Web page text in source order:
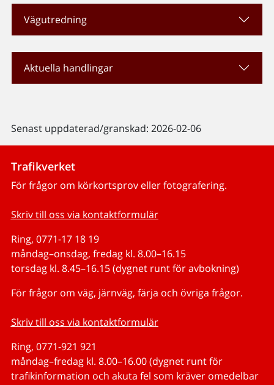
Vägutredning
Aktuella handlingar
Senast uppdaterad/granskad: 2026-02-06
Trafikverket
För frågor om körkortsprov eller fotografering.
Skriv till oss via kontaktformulär
Ring, 0771-17 18 19
måndag–onsdag, fredag kl. 8.00–16.15
torsdag kl. 8.45–16.15 (dygnet runt för avbokning)
För frågor om väg, järnväg, färja och övriga frågor.
Skriv till oss via kontaktformulär
Ring, 0771-921 921
måndag–fredag kl. 8.00–16.00 (dygnet runt för
trafikinformation och akuta fel som kräver omedelbar